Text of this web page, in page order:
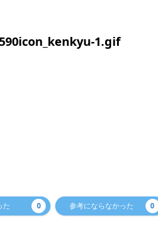
1.gif
た 0 参考にならなかった 0